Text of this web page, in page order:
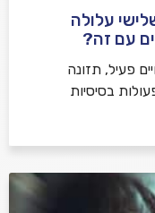
עלולה
עם זה?
פעיל, תזונה
בסיסיות